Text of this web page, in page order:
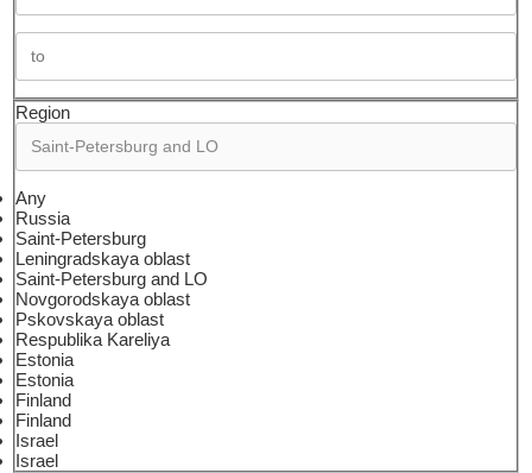
Region
Any
Russia
Saint-Petersburg
Leningradskaya oblast
Saint-Petersburg and LO
Novgorodskaya oblast
Pskovskaya oblast
Respublika Kareliya
Estonia
Estonia
Finland
Finland
Israel
Israel